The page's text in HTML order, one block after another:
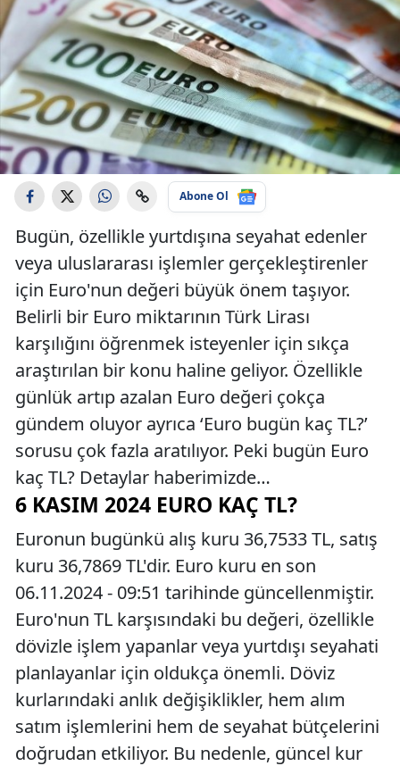
Abone Ol
Bugün, özellikle yurtdışına seyahat edenler
veya uluslararası işlemler gerçekleştirenler
için Euro'nun değeri büyük önem taşıyor.
Belirli bir Euro miktarının Türk Lirası
karşılığını öğrenmek isteyenler için sıkça
araştırılan bir konu haline geliyor. Özellikle
günlük artıp azalan Euro değeri çokça
gündem oluyor ayrıca ‘Euro bugün kaç TL?’
sorusu çok fazla aratılıyor. Peki bugün Euro
kaç TL? Detaylar haberimizde…
6 KASIM 2024 EURO KAÇ TL?
Euronun bugünkü alış kuru 36,7533 TL, satış
kuru 36,7869 TL'dir. Euro kuru en son
06.11.2024 - 09:51 tarihinde güncellenmiştir.
Euro'nun TL karşısındaki bu değeri, özellikle
dövizle işlem yapanlar veya yurtdışı seyahati
planlayanlar için oldukça önemli. Döviz
kurlarındaki anlık değişiklikler, hem alım
satım işlemlerini hem de seyahat bütçelerini
doğrudan etkiliyor. Bu nedenle, güncel kur